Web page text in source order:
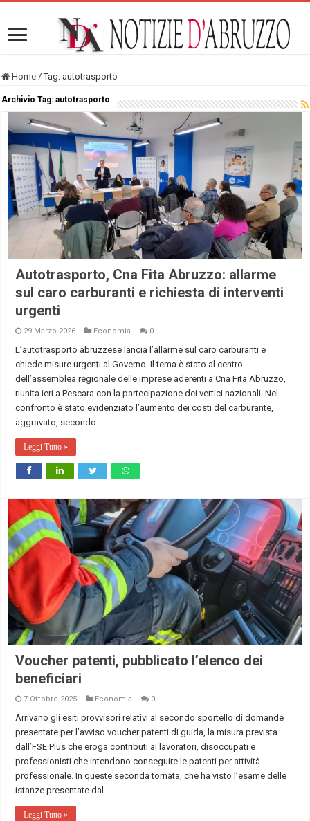
Home / Tag: autotrasporto
Archivio Tag:autotrasporto
Autotrasporto, Cna Fita Abruzzo: allarme
sul caro carburanti e richiesta di interventi
urgenti
29 Marzo 2026 Economia 0
L’autotrasporto abruzzese lancia l’allarme sul caro carburanti e
chiede misure urgenti al Governo. Il tema è stato al centro
dell’assemblea regionale delle imprese aderenti a Cna Fita Abruzzo,
riunita ieri a Pescara con la partecipazione dei vertici nazionali. Nel
confronto è stato evidenziato l’aumento dei costi del carburante,
aggravato, secondo …
Leggi Tutto »
Voucher patenti, pubblicato l’elenco dei
beneficiari
7 Ottobre 2025 Economia 0
Arrivano gli esiti provvisori relativi al secondo sportello di domande
presentate per l’avviso voucher patenti di guida, la misura prevista
dall’FSE Plus che eroga contributi ai lavoratori, disoccupati e
professionisti che intendono conseguire le patenti per attività
professionale. In queste seconda tornata, che ha visto l’esame delle
istanze presentate dal …
Leggi Tutto »